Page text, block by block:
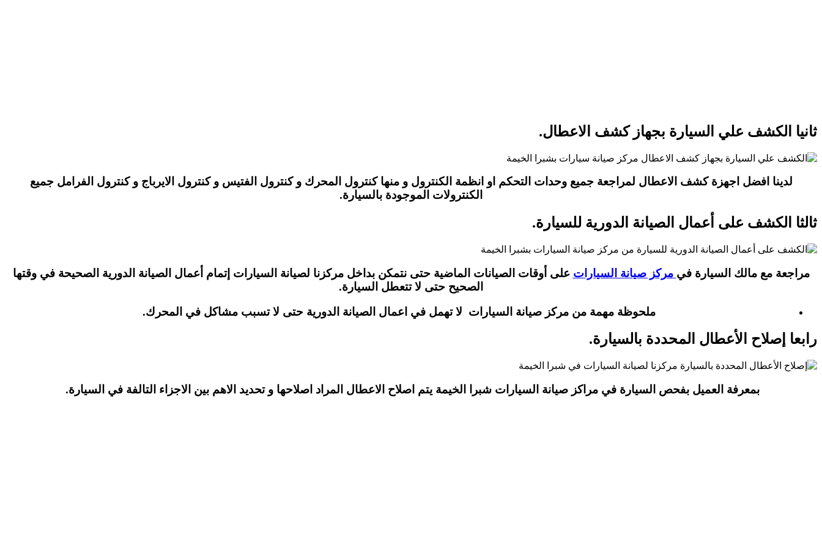
ثانيا الكشف علي السيارة بجهاز كشف الاعطال.
لدينا افضل اجهزة كشف الاعطال لمراجعة جميع وحدات التحكم او انظمة الكنترول و منها كنترول المحرك و كنترول الفتيس و كنترول الايرباج و كنترول الفرامل جميع
الكنترولات الموجودة بالسيارة.
ثالثا الكشف على أعمال الصيانة الدورية للسيارة.
مراجعة مع مالك السيارة في مركز صيانة السيارات على أوقات الصيانات الماضية حتى نتمكن بداخل مركزنا لصيانة السيارات إتمام أعمال الصيانة الدورية الصحيحة في وقتها
الصحيح حتى لا تتعطل السيارة.
ملحوظة مهمة من مركز صيانة السيارات لا تهمل في اعمال الصيانة الدورية حتى لا تسبب مشاكل في المحرك.
رابعا إصلاح الأعطال المحددة بالسيارة.
بمعرفة العميل بفحص السيارة في مراكز صيانة السيارات شبرا الخيمة يتم اصلاح الاعطال المراد اصلاحها و تحديد الاهم بين الاجزاء التالفة في السيارة.